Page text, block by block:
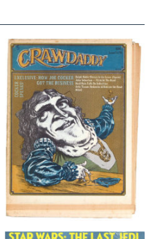
Crawdaddy – June/11/72